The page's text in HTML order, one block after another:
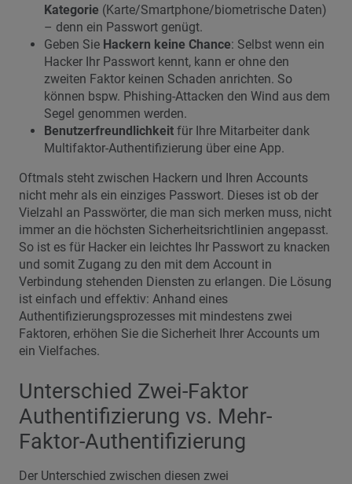
Kategorie (Karte/Smartphone/biometrische Daten)
– denn ein Passwort genügt.
Geben Sie Hackern keine Chance: Selbst wenn ein
Hacker Ihr Passwort kennt, kann er ohne den
zweiten Faktor keinen Schaden anrichten. So
können bspw. Phishing-Attacken den Wind aus dem
Segel genommen werden.
Benutzerfreundlichkeit für Ihre Mitarbeiter dank
Multifaktor-Authentifizierung über eine App.
Oftmals steht zwischen Hackern und Ihren Accounts
nicht mehr als ein einziges Passwort. Dieses ist ob der
Vielzahl an Passwörter, die man sich merken muss, nicht
immer an die höchsten Sicherheitsrichtlinien angepasst.
So ist es für Hacker ein leichtes Ihr Passwort zu knacken
und somit Zugang zu den mit dem Account in
Verbindung stehenden Diensten zu erlangen. Die Lösung
ist einfach und effektiv: Anhand eines
Authentifizierungsprozesses mit mindestens zwei
Faktoren, erhöhen Sie die Sicherheit Ihrer Accounts um
ein Vielfaches.
Unterschied Zwei-Faktor
Authentifizierung vs. Mehr-
Faktor-Authentifizierung
Der Unterschied zwischen diesen zwei